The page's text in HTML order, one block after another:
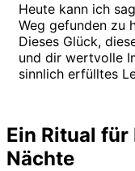
Heute kann ich
Weg gefunden zu
Dieses Glück,
und dir wertvolle
sinnlich erfülltes
Ein Ritual
Nächte